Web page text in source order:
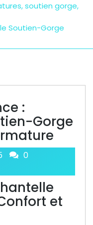
,soutien gorge,
Soutien-Gorge
:
Gorge
0
et